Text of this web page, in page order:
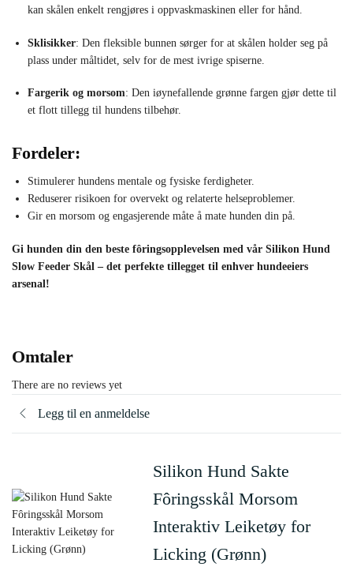
kan skålen enkelt rengjøres i oppvaskmaskinen eller for hånd.
Sklisikker: Den fleksible bunnen sørger for at skålen holder seg på
plass under måltidet, selv for de mest ivrige spiserne.
Fargerik og morsom: Den iøynefallende grønne fargen gjør dette til
et flott tillegg til hundens tilbehør.
Fordeler:
Stimulerer hundens mentale og fysiske ferdigheter.
Reduserer risikoen for overvekt og relaterte helseproblemer.
Gir en morsom og engasjerende måte å mate hunden din på.
Gi hunden din den beste fôringsopplevelsen med vår Silikon Hund
Slow Feeder Skål – det perfekte tillegget til enhver hundeeiers
arsenal!
Omtaler
There are no reviews yet
Legg til en anmeldelse
Silikon Hund Sakte
Fôringsskål Morsom
Interaktiv Leiketøy for
Licking (Grønn)